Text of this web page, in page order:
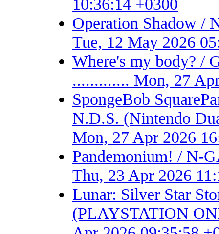
10:36:14 +0300
Operation Shadow
Tue, 12 May 2026
Where's my body? /
............. Mon, 27
SpongeBob
N.D.S. (Nintendo
Mon, 27 Apr 2026
Pandemonium! / N-
Thu, 23 Apr 2026
Lunar: Silver Star
(PLAYSTATION